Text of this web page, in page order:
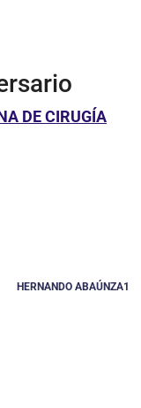
DE CIRUGÍA
HERNANDO ABAÚNZA1